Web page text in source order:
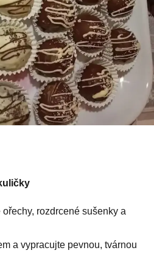
rozdrcené sušenky a
a vypracujte pevnou, tvárnou